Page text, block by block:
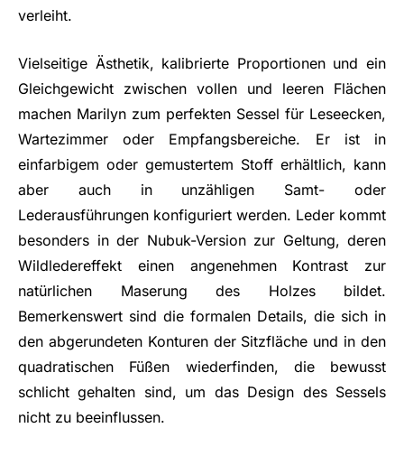
verleiht.
Vielseitige Ästhetik, kalibrierte Proportionen und ein
Gleichgewicht zwischen vollen und leeren Flächen
machen Marilyn zum perfekten Sessel für Leseecken,
Wartezimmer oder Empfangsbereiche. Er ist in
einfarbigem oder gemustertem Stoff erhältlich, kann
aber auch in unzähligen Samt- oder
Lederausführungen konfiguriert werden. Leder kommt
besonders in der Nubuk-Version zur Geltung, deren
Wildledereffekt einen angenehmen Kontrast zur
natürlichen Maserung des Holzes bildet.
Bemerkenswert sind die formalen Details, die sich in
den abgerundeten Konturen der Sitzfläche und in den
quadratischen Füßen wiederfinden, die bewusst
schlicht gehalten sind, um das Design des Sessels
nicht zu beeinflussen.